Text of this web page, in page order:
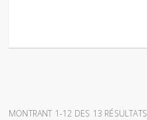
MONTRANT 1-12 DES 13 RÉSULTATS